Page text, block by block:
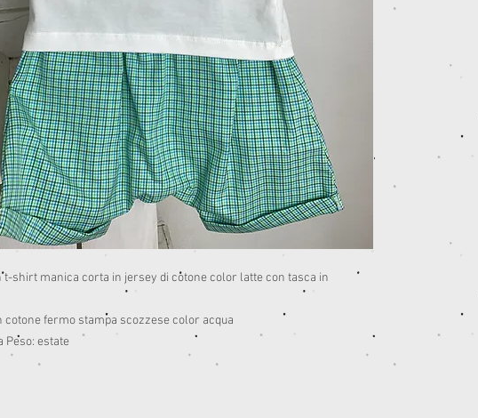
t-shirt manica corta in jersey di cotone color latte con tasca in
cotone fermo stampa scozzese color acqua
Peso: estate